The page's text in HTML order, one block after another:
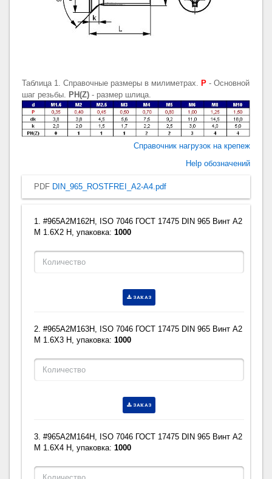
Таблица 1. Справочные размеры в милиметрах. P - Основной
шаг резьбы.
PH(Z) - размер шлица.
Справочник нагрузок на крепеж
Help обозначений
PDF DIN_965_ROSTFREI_A2-A4.pdf
1. #965A2M162H, ISO 7046 ГОСТ 17475 DIN 965 Винт A2
M 1.6X2 H, упаковка:1000
ЗАКАЗ
2. #965A2M163H, ISO 7046 ГОСТ 17475 DIN 965 Винт A2
M 1.6X3 H, упаковка:1000
ЗАКАЗ
3. #965A2M164H, ISO 7046 ГОСТ 17475 DIN 965 Винт A2
M 1.6X4 H, упаковка:1000